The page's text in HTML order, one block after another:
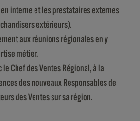
interne et les prestataires externes
extérieurs).
aux réunions régionales en y
métier.
le Chef des Ventes Régional, à la
des nouveaux Responsables de
des Ventes sur sa région.